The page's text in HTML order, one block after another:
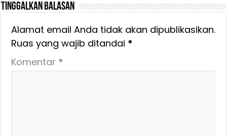
Tinggalkan Balasan
Alamat email Anda tidak akan dipublikasikan.
Ruas yang wajib ditandai *
Komentar *